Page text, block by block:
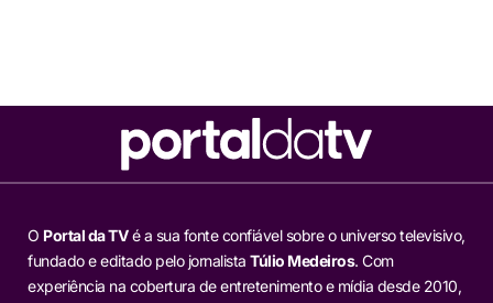
O Portal da TVé a sua fonte confiável sobre o universo televisivo,
fundado e editado pelo jornalista Túlio Medeiros. Com
experiência na cobertura de entretenimento e mídia desde 2010,